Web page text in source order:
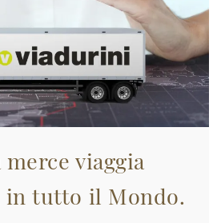
viaggia
in tutto il Mondo.